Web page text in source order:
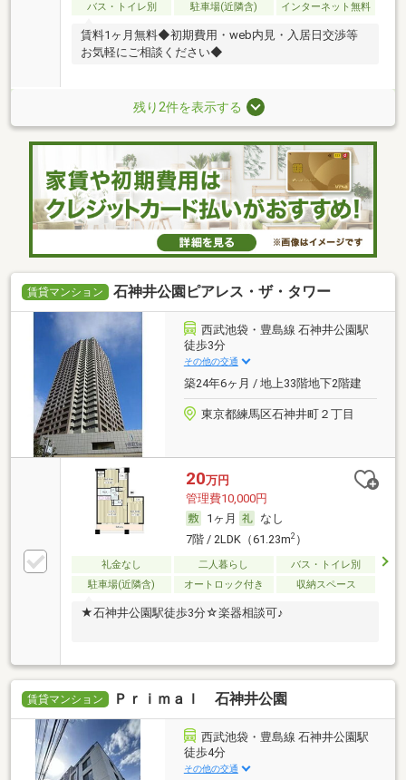
バス・トイレ別
駐車場(近隣含) インターネット無料
賃料1ヶ月無料◆初期費用・web内見・入居日交渉等
お気軽にご相談ください◆
残り2件を表示する
賃貸マンション 石神井公園ピアレス・ザ・タワー
西武池袋・豊島線 石神井公園駅
徒歩3分
その他の交通
築24年6ヶ月 / 地上33階地下2階建
東京都練馬区石神井町２丁目
20万円
管理費10,000円
1ヶ月
なし
7階 / 2LDK（61.23m2）
礼金なし 二人暮らし
バス・トイレ別
駐車場(近隣含)
オートロック付き 収納スペース
★石神井公園駅徒歩3分☆楽器相談可♪
賃貸マンション Ｐｒｉｍａｌ 石神井公園
西武池袋・豊島線 石神井公園駅
徒歩4分
その他の交通